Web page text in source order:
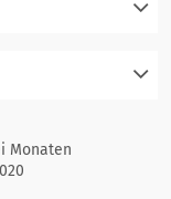
Monaten